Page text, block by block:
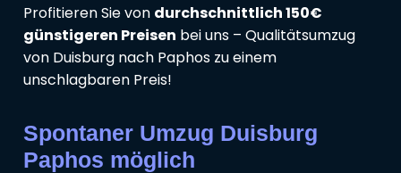
Profitieren Sie von durchschnittlich 150€
günstigeren Preisen bei uns – Qualitätsumzug
von Duisburg nach Paphos zu einem
unschlagbaren Preis!
Spontaner Umzug Duisburg
Paphos möglich